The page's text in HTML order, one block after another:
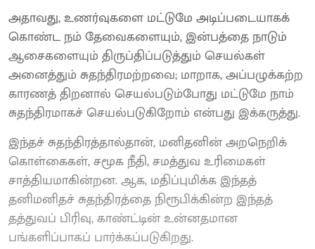
அதாவது, உணர்வுகளை மட்டுமே அடிப்படையாகக்
கொண்ட நம் தேவைகளையும், இன்பத்தை நாடும்
ஆசைகளையும் திருப்திப்படுத்தும் செயல்கள்
அனைத்தும் சுதந்திரமற்றவை; மாறாக, அப்பழுக்கற்ற
காரணத் திறனால் செயல்படும்போது மட்டுமே நாம்
சுதந்திரமாகச் செயல்படுகிறோம் என்பது இக்கருத்து.
இந்தச் சுதந்திரத்தால்தான், மனிதனின் அறநெறிக்
கொள்கைகள், சமூக நீதி, சமத்துவ உரிமைகள்
சாத்தியமாகின்றன. ஆக, மதிப்புமிக்க இந்தத்
தனிமனிதச் சுதந்திரத்தை நிரூபிக்கின்ற இந்தத்
தத்துவப் பிரிவு, காண்ட்டின் உன்னதமான
பங்களிப்பாகப் பார்க்கப்படுகிறது.